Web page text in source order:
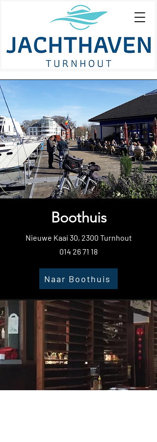
Naar Boothuis
Nieuwe Kaai 30, 2300 Turnhout
014 26 71 18
Boothuis